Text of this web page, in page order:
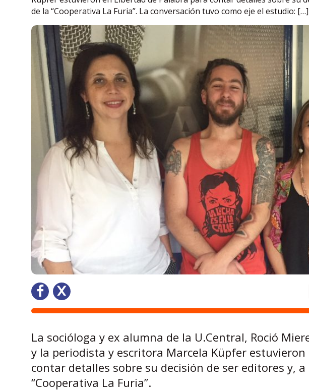
de la “Cooperativa La Furia”. La conversación tuvo como eje el estudio: […]
La socióloga y ex alumna de la U.Central, Roció
y la periodista y escritora Marcela Küpfer
contar detalles sobre su decisión de ser editores y,
“Cooperativa La Furia”.